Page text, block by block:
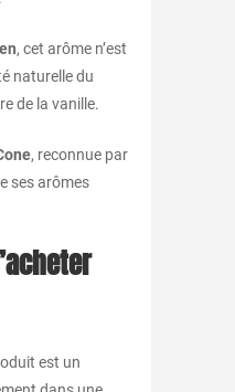
, cet arôme n’est
naturelle du
de la vanille.
, reconnue par
ses arômes
est un